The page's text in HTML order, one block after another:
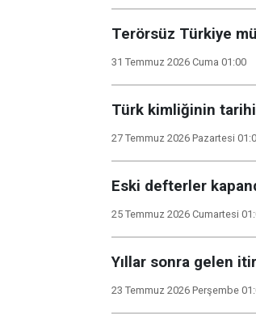
Terörsüz Türkiye
31 Temmuz 2026 Cuma 01:00
Türk kimliğinin
27 Temmuz 2026 Pazartesi
Eski defterler
25 Temmuz 2026 Cumartesi
Yıllar sonra gelen
23 Temmuz 2026 Perşembe